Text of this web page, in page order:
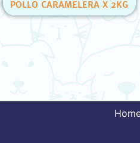
POLLO CARAMELERA X 2KG